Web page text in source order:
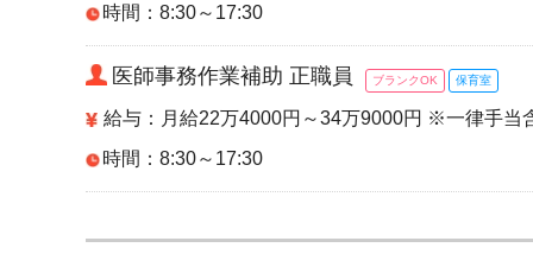
時間：8:30～17:30
医師事務作業補助 正職員 ブランクOK 保育室
給与：月給22万4000円～34万9000円 ※一律手当
時間：8:30～17:30